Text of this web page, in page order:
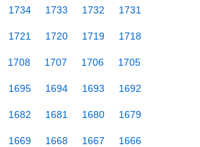
1734 1733 1732 1731
1721 1720 1719 1718
1708 1707 1706 1705
1695 1694 1693 1692
1682 1681 1680 1679
1669 1668 1667 1666